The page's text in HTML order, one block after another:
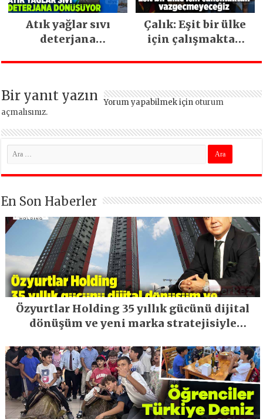
Atık yağlar sıvı
deterjana
Çalık: Eşit bir ülke
için çalışmaktan
Bir yanıt yazın Yorum yapabilmek için oturum
açmalısınız.
En Son Haberler
Özyurtlar Holding 35 yıllık gücünü dijital
dönüşüm ve yeni marka stratejisiyle